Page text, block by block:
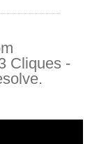
Cliques -